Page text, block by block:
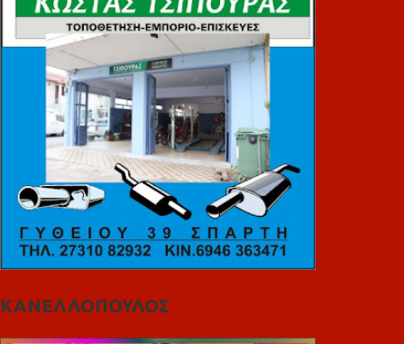
ΚΑΝΕΛΛΟΠΟΥΛΟΣ